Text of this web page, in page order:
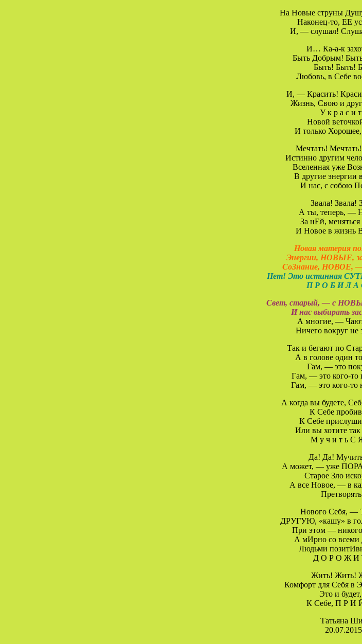
На Новые струны
Наконец-то, ЕЕ
И, — слушал!
И… Ка-а-к
Быть Добрым!
Быть! Быть!
Любовь, в Себе
И, — Красить!
Жизнь, Свою и
У к р а с и
Новой
И только Хорошее,
Мечтать!
Истинно другим
Вселенная уже
В другие энергии
И нас, с собою
Звала! Звала!
А ты, теперь, —
За нЕй, меняться
И Новое в жизнь
Новая материя
Энергии, НОВЫЕ,
СоЗнание, НОВОЕ, —
Нет! Это истинная
П Р О Б И Л А
Свет, старый, — с
И нас выбирать
А многие, —
Ничего вокруг не
Так и бегают по
А в голове один
Гам, — это
Гам, — это кого-то
Гам, — это кого-то
А когда вы будете,
К Себе
К Себе
Или вы хотите
М у ч и т ь С
Да! Да!
А может, — уже
Старое Зло
А все Новое, — в
Нового Себя, —
ДРУГУЮ, «кашу» в
При этом —
А мИрно со
Людьми
Д О Р О Ж И
Жить! Жить!
Комфорт для Себя в
Это и
К Себе, П Р И
Татьяна